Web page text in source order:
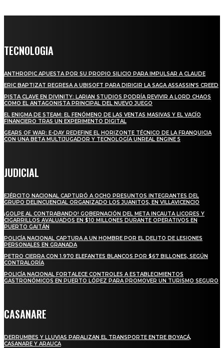
TECNOLOGIA
ANTHROPIC APUESTA POR SU PROPIO SILICIO PARA IMPULSAR A CLAUDE
ERIC BAPTIZAT REGRESA A UBISOFT PARA DIRIGIR LA SAGA ASSASSIN’S CREED
PISTA CLAVE EN DIVINITY: LARIAN STUDIOS PODRÍA REVIVIR A LORD CHAOS
COMO EL ANTAGONISTA PRINCIPAL DEL NUEVO JUEGO
EL ENIGMA DE STEAM: EL FENÓMENO DE LAS VENTAS MASIVAS Y EL VACÍO
FINANCIERO TRAS UN EXPERIMENTO DIGITAL
GEARS OF WAR: E-DAY REDEFINE EL HORIZONTE TÉCNICO DE LA FRANQUICIA
CON UNA BETA MULTIJUGADOR Y TECNOLOGÍA UNREAL ENGINE 5
JUDICIAL
EJÉRCITO NACIONAL CAPTURÓ A OCHO PRESUNTOS INTEGRANTES DEL
GRUPO DELINCUENCIAL ORGANIZADO LOS JUANITOS, EN VILLAVICENCIO
¡GOLPE AL CONTRABANDO! GOBERNACIÓN DEL META INCAUTA LICORES Y
CIGARRILLOS AVALUADOS EN $10 MILLONES DURANTE OPERATIVOS EN
PUERTO GAITÁN
POLICÍA NACIONAL CAPTURA A UN HOMBRE POR EL DELITO DE LESIONES
PERSONALES EN GRANADA
PETRO CIERRA CON 1.970 ELEFANTES BLANCOS POR $67 BILLONES, SEGÚN
CONTRALORÍA
POLICÍA NACIONAL FORTALECE CONTROLES A ESTABLECIMIENTOS
GASTRONÓMICOS EN PUERTO LÓPEZ PARA PROMOVER UN TURISMO SEGURO
CASANARE
DERRUMBES Y LLUVIAS PARALIZAN EL TRANSPORTE ENTRE BOYACÁ,
CASANARE Y ARAUCA